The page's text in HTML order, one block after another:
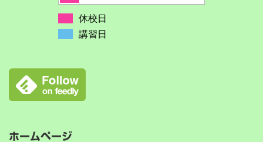
休校日
講習日
ホームページ